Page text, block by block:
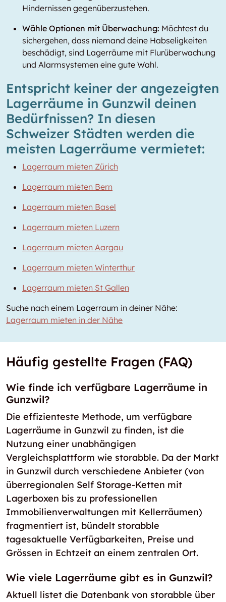
Hindernissen gegenüberzustehen.
Wähle Optionen mit Überwachung: Möchtest du
sichergehen, dass niemand deine Habseligkeiten
beschädigt, sind Lagerräume mit Flurüberwachung
und Alarmsystemen eine gute Wahl.
Entspricht keiner der angezeigten
Lagerräume in Gunzwil deinen
Bedürfnissen? In diesen
Schweizer Städten werden die
meisten Lagerräume vermietet:
Lagerraum mieten Zürich
Lagerraum mieten Bern
Lagerraum mieten Basel
Lagerraum mieten Luzern
Lagerraum mieten Aargau
Lagerraum mieten Winterthur
Lagerraum mieten St Gallen
Suche nach einem Lagerraum in deiner Nähe:
Lagerraum mieten in der Nähe
Häufig gestellte Fragen (FAQ)
Wie finde ich verfügbare Lagerräume in
Gunzwil?
Die effizienteste Methode, um verfügbare
Lagerräume in Gunzwil zu finden, ist die
Nutzung einer unabhängigen
Vergleichsplattform wie storabble. Da der Markt
in Gunzwil durch verschiedene Anbieter (von
überregionalen Self Storage-Ketten mit
Lagerboxen bis zu professionellen
Immobilienverwaltungen mit Kellerräumen)
fragmentiert ist, bündelt storabble
tagesaktuelle Verfügbarkeiten, Preise und
Grössen in Echtzeit an einem zentralen Ort.
Wie viele Lagerräume gibt es in Gunzwil?
Aktuell listet die Datenbank von storabble über